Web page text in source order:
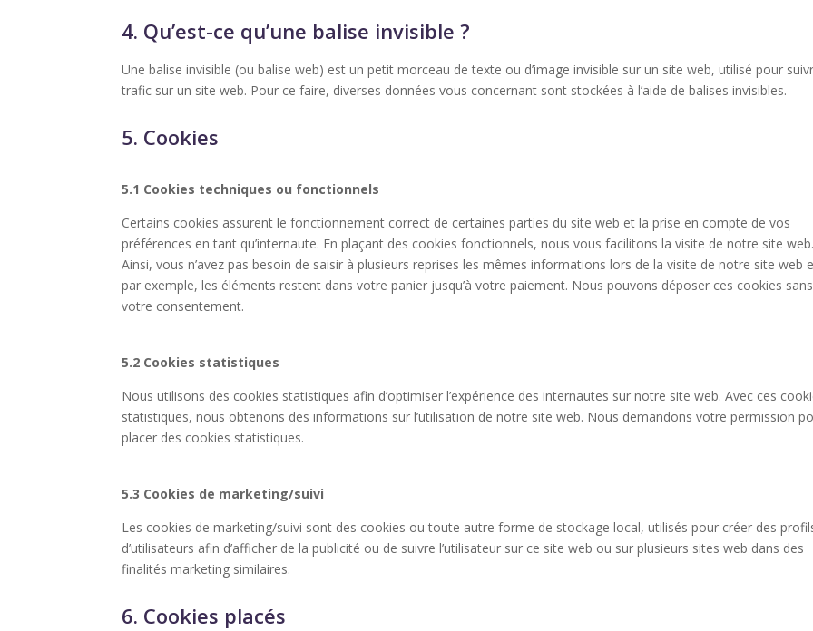
4. Qu’est-ce qu’une balise invisible ?
Une balise invisible (ou balise web) est un petit morceau de texte ou d’image invisible sur un site web, utilisé pour
trafic sur un site web. Pour ce faire, diverses données vous concernant sont stockées à l’aide de balises invisibles.
5. Cookies
5.1 Cookies techniques ou fonctionnels
Certains cookies assurent le fonctionnement correct de certaines parties du site web et la prise en compte de vos
préférences en tant qu’internaute. En plaçant des cookies fonctionnels, nous vous facilitons la visite de notre site web.
Ainsi, vous n’avez pas besoin de saisir à plusieurs reprises les mêmes informations lors de la visite de notre site web
par exemple, les éléments restent dans votre panier jusqu’à votre paiement. Nous pouvons déposer ces cookies sans
votre consentement.
5.2 Cookies statistiques
Nous utilisons des cookies statistiques afin d’optimiser l’expérience des internautes sur notre site web. Avec ces
statistiques, nous obtenons des informations sur l’utilisation de notre site web. Nous demandons votre permission
placer des cookies statistiques.
5.3 Cookies de marketing/suivi
Les cookies de marketing/suivi sont des cookies ou toute autre forme de stockage local, utilisés pour créer des
d’utilisateurs afin d’afficher de la publicité ou de suivre l’utilisateur sur ce site web ou sur plusieurs sites web dans des
finalités marketing similaires.
6. Cookies placés